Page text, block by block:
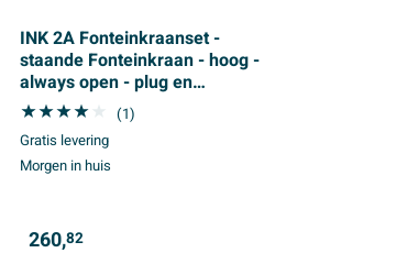
INK 2A Fonteinkraanset -
staande Fonteinkraan - hoog -
always open - plug en
designSifon - zwart mat
(1)
Gratis levering
Morgen in huis
260,82